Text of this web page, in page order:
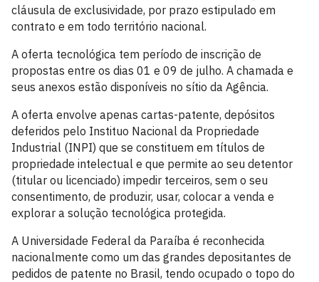
cláusula de exclusividade, por prazo estipulado em
contrato e em todo território nacional.
A oferta tecnológica tem período de inscrição de
propostas entre os dias 01 e 09 de julho. A chamada e
seus anexos estão disponíveis no sítio da Agência.
A oferta envolve apenas cartas-patente, depósitos
deferidos pelo Instituo Nacional da Propriedade
Industrial (INPI) que se constituem em títulos de
propriedade intelectual e que permite ao seu detentor
(titular ou licenciado) impedir terceiros, sem o seu
consentimento, de produzir, usar, colocar a venda e
explorar a solução tecnológica protegida.
A Universidade Federal da Paraíba é reconhecida
nacionalmente como um das grandes depositantes de
pedidos de patente no Brasil, tendo ocupado o topo do